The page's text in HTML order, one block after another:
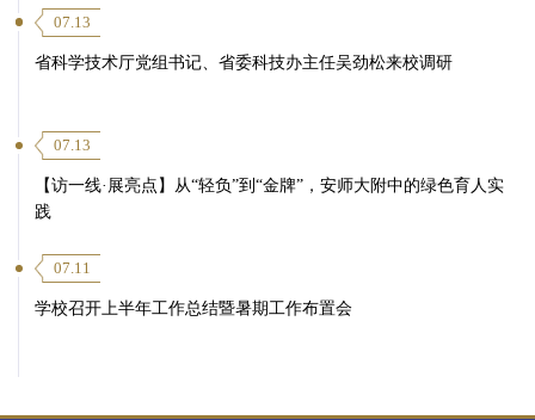
07.13
省科学技术厅党组书记、省委科技办主任吴劲松来校调研
07.13
【访一线·展亮点】从“轻负”到“金牌”，安师大附中的绿色育人实
践
07.11
学校召开上半年工作总结暨暑期工作布置会